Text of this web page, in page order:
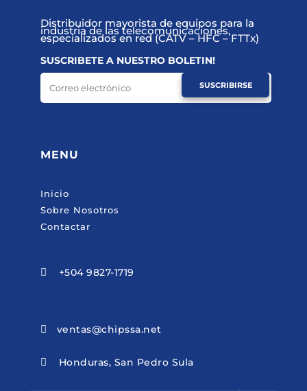
Distribuidor mayorista de equipos para la
industria de las telecomunicaciones,
especializados en red (CATV – HFC – FTTx)
SUSCRIBETE A NUESTRO BOLETIN!
SUSCRIBIRSE
MENU
Inicio
Sobre Nosotros
Contactar
 +504 9827-1719
 ventas@chipssa.net
 Honduras, San Pedro Sula